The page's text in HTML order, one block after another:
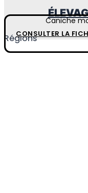
Régions
Caniche
CONSULTER LA